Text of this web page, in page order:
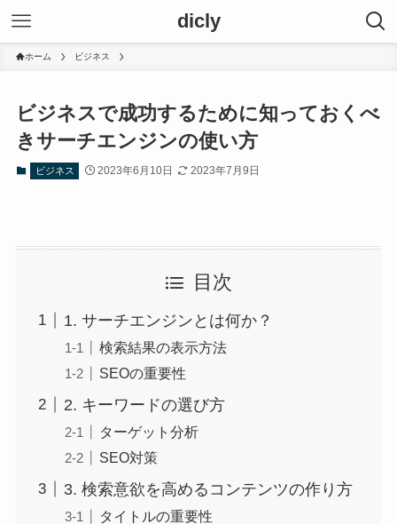
dicly
ホーム ビジネス
ビジネスで成功するために知っておくべ
きサーチエンジンの使い方
ビジネス 2023年6月10日 2023年7月9日
目次
1. サーチエンジンとは何か？
検索結果の表示方法
SEOの重要性
2. キーワードの選び方
ターゲット分析
SEO対策
3. 検索意欲を高めるコンテンツの作り方
タイトルの重要性